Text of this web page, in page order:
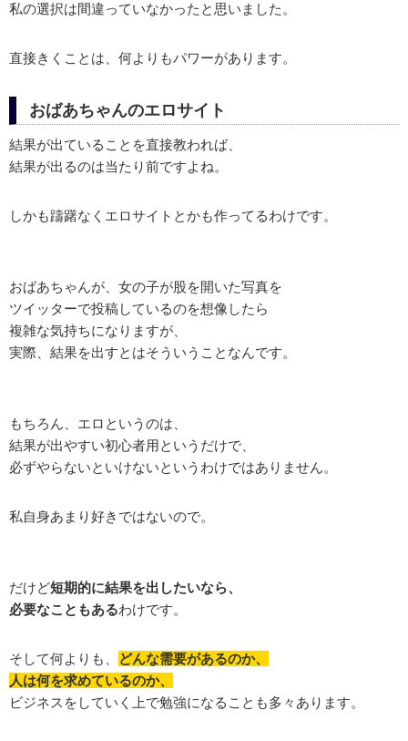
私の選択は間違っていなかったと思いました。
直接きくことは、何よりもパワーがあります。
おばあちゃんのエロサイト
結果が出ていることを直接教われば、
結果が出るのは当たり前ですよね。
しかも躊躇なくエロサイトとかも作ってるわけです。
おばあちゃんが、女の子が股を開いた写真を
ツイッターで投稿しているのを想像したら
複雑な気持ちになりますが、
実際、結果を出すとはそういうことなんです。
もちろん、エロというのは、
結果が出やすい初心者用というだけで、
必ずやらないといけないというわけではありません。
私自身あまり好きではないので。
だけど短期的に結果を出したいなら、
必要なこともあるわけです。
そして何よりも、
どんな需要があるのか、
人は何を求めているのか、
ビジネスをしていく上で勉強になることも多々あります。